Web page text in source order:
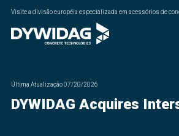
Visite a divisão européia especializada em acessórios de
Última Atualização07/20/2026
DYWIDAG Acquires